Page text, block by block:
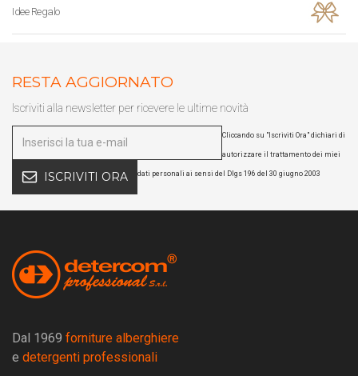
Idee Regalo
RESTA AGGIORNATO
Iscriviti alla newsletter per ricevere le ultime novità
ISCRIVITI ORA
Cliccando su "Iscriviti Ora" dichiari di
autorizzare il trattamento dei miei
dati personali ai sensi del Dlgs 196 del 30 giugno 2003
Dal 1969 forniture alberghiere
e detergenti professionali